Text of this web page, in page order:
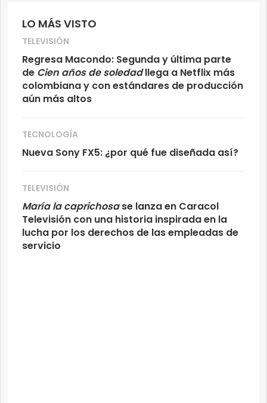
LO MÁS VISTO
TELEVISIÓN
Regresa Macondo: Segunda y última parte
de Cien años de soledadllega a Netflix más
colombiana y con estándares de producción
aún más altos
TECNOLOGÍA
Nueva Sony FX5: ¿por qué fue diseñada así?
TELEVISIÓN
María la caprichosase lanza en Caracol
Televisión con una historia inspirada en la
lucha por los derechos de las empleadas de
servicio